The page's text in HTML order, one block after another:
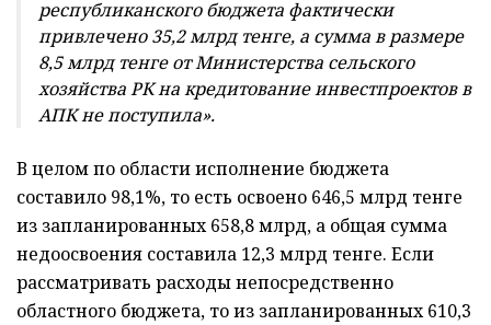
республиканского бюджета фактически
привлечено 35,2 млрд тенге, а сумма в размере
8,5 млрд тенге от Министерства сельского
хозяйства РК на кредитование инвестпроектов в
АПК не поступила».
В целом по области исполнение бюджета
составило 98,1%, то есть освоено 646,5 млрд тенге
из запланированных 658,8 млрд, а общая сумма
недоосвоения составила 12,3 млрд тенге. Если
рассматривать расходы непосредственно
областного бюджета, то из запланированных 610,3